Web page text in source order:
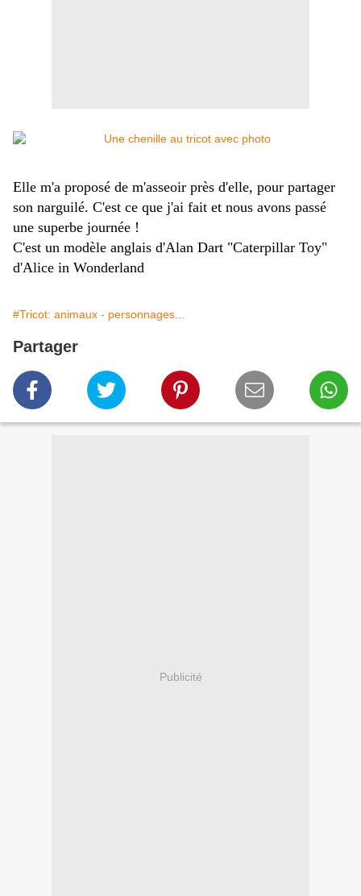
Elle m'a proposé de m'asseoir près d'elle, pour partager
son narguilé. C'est ce que j'ai fait et nous avons passé
une superbe journée !
C'est un modèle anglais d'Alan Dart "Caterpillar Toy"
d'Alice in Wonderland
#Tricot: animaux - personnages...
Partager
Publicité